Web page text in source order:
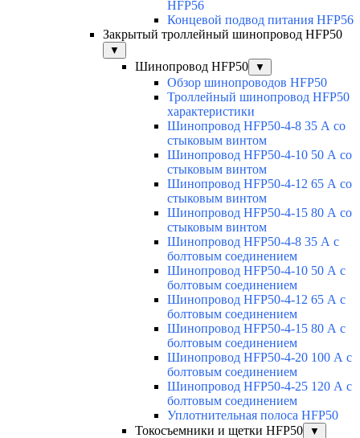
HFP56
Концевой подвод питания HFP56
Закрытый троллейный шинопровод HFP50
▼
Шинопровод HFP50 ▼
Обзор шинопроводов HFP50
Троллейный шинопровод HFP50
характеристики
Шинопровод HFP50-4-8 35 А со
стыковым винтом
Шинопровод HFP50-4-10 50 А со
стыковым винтом
Шинопровод HFP50-4-12 65 А со
стыковым винтом
Шинопровод HFP50-4-15 80 А со
стыковым винтом
Шинопровод HFP50-4-8 35 А с
болтовым соединением
Шинопровод HFP50-4-10 50 А с
болтовым соединением
Шинопровод HFP50-4-12 65 А с
болтовым соединением
Шинопровод HFP50-4-15 80 А с
болтовым соединением
Шинопровод HFP50-4-20 100 А с
болтовым соединением
Шинопровод HFP50-4-25 120 А с
болтовым соединением
Уплотнительная полоса HFP50
Токосъемники и щетки HFP50
▼